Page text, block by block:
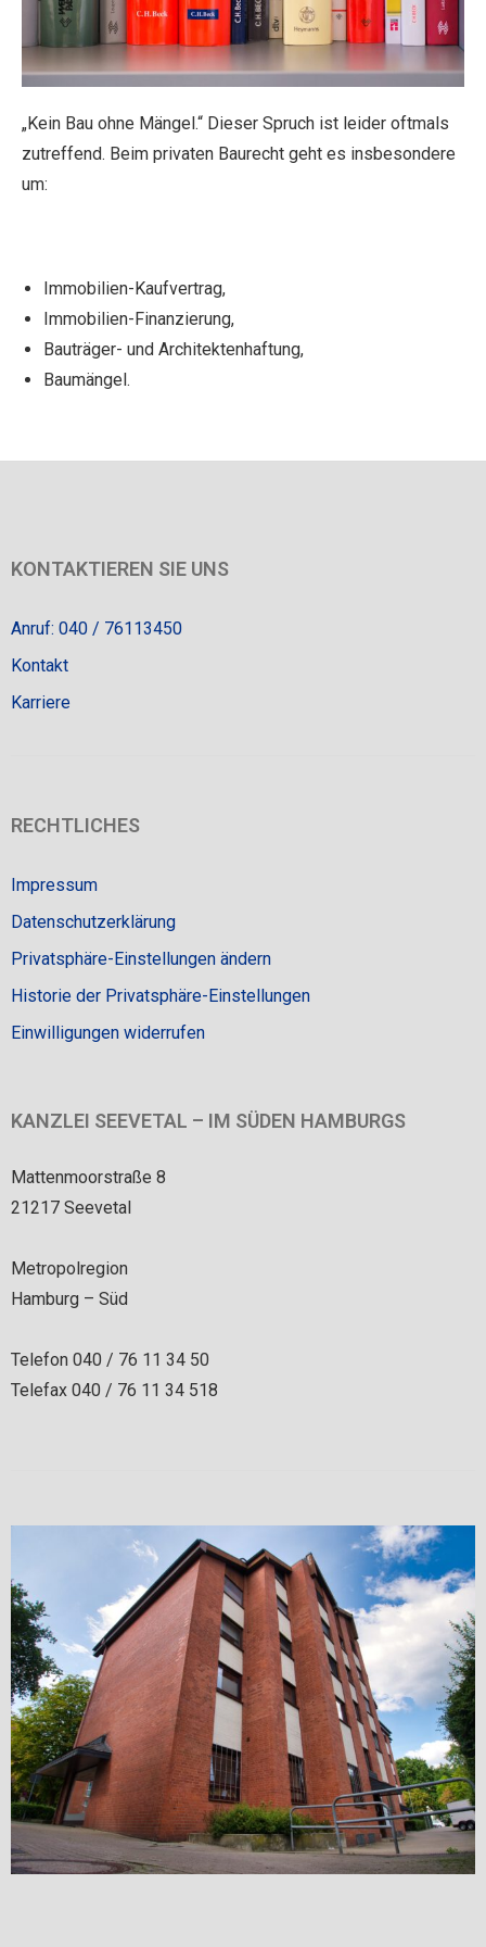
„Kein Bau ohne Mängel.“ Dieser Spruch ist leider oftmals
zutreffend. Beim privaten Baurecht geht es insbesondere
um:
Immobilien-Kaufvertrag,
Immobilien-Finanzierung,
Bauträger- und Architektenhaftung,
Baumängel.
KONTAKTIEREN SIE UNS
Anruf: 040 / 76113450
Kontakt
Karriere
RECHTLICHES
Impressum
Datenschutzerklärung
Privatsphäre-Einstellungen ändern
Historie der Privatsphäre-Einstellungen
Einwilligungen widerrufen
KANZLEI SEEVETAL – IM SÜDEN HAMBURGS
Mattenmoorstraße 8
21217 Seevetal
Metropolregion
Hamburg – Süd
Telefon 040 / 76 11 34 50
Telefax 040 / 76 11 34 518